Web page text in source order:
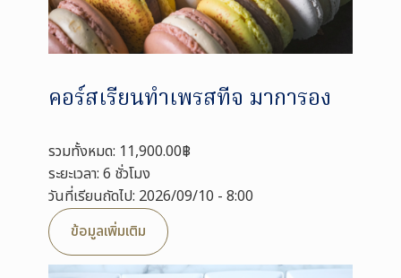
คอร์สเรียนทำเพรสทีจ มาการอง
รวมทั้งหมด: 11,900.00฿
ระยะเวลา: 6 ชั่วโมง
วันที่เรียนถัดไป: 2026/09/10 - 8:00
ข้อมูลเพิ่มเติม